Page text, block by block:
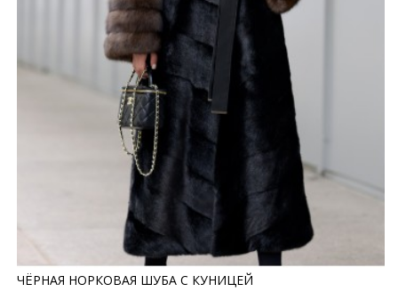
внимание к деталям. Такой вариант идеально
подойдёт для тех, кто ценит благородную классику,
изысканность и хочет подчеркнуть свой безупречный
вкус.
*описание несет информационный характер, состав и
правила ухода могут быть изменены производителем
ЧЁРНАЯ НОРКОВАЯ ШУБА С КУНИЦЕЙ